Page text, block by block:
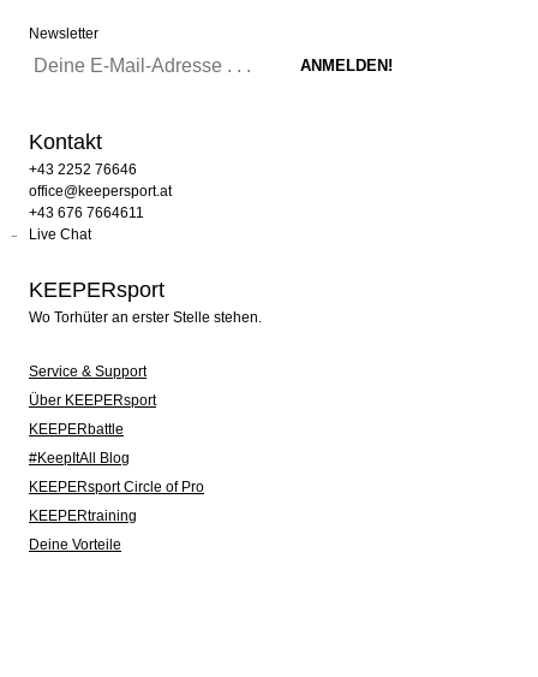
Newsletter
Kontakt
+43 2252 76646
office@keepersport.at
+43 676 7664611
Live Chat
KEEPERsport
Wo Torhüter an erster Stelle stehen.
Service & Support
Über KEEPERsport
KEEPERbattle
#KeepItAll Blog
KEEPERsport Circle of Pro
KEEPERtraining
Deine Vorteile